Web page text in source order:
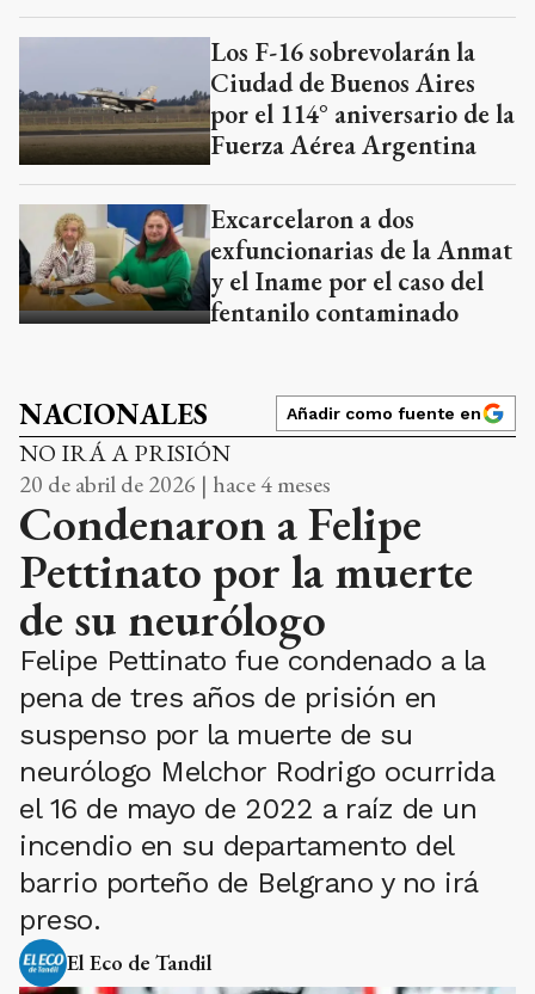
Los F-16 sobrevolarán la
Ciudad de Buenos Aires
por el 114° aniversario de la
Fuerza Aérea Argentina
Excarcelaron a dos
exfuncionarias de la Anmat
y el Iname por el caso del
fentanilo contaminado
NACIONALES Añadir como fuente en
NO IRÁ A PRISIÓN
20 de abril de 2026 | hace 4 meses
Condenaron a Felipe
Pettinato por la muerte
de su neurólogo
Felipe Pettinato fue condenado a la
pena de tres años de prisión en
suspenso por la muerte de su
neurólogo Melchor Rodrigo ocurrida
el 16 de mayo de 2022 a raíz de un
incendio en su departamento del
barrio porteño de Belgrano y no irá
preso.
El Eco de Tandil